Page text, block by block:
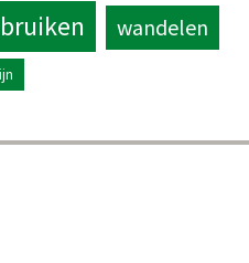
wandelen